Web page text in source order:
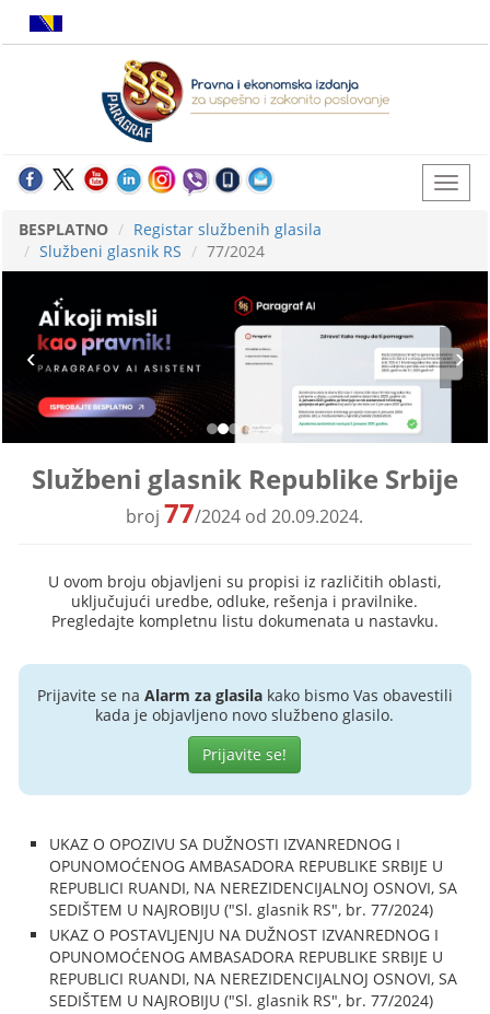
BESPLATNO
Registar službenih glasila
Službeni glasnik RS
77/2024
Službeni glasnik Republike Srbije
broj 77/2024 od 20.09.2024.
U ovom broju objavljeni su propisi iz različitih oblasti,
uključujući uredbe, odluke, rešenja i pravilnike.
Pregledajte kompletnu listu dokumenata u nastavku.
Prijavite se na Alarm za glasilakako bismo Vas obavestili
kada je objavljeno novo službeno glasilo.
Prijavite se!
UKAZ O OPOZIVU SA DUŽNOSTI IZVANREDNOG I
OPUNOMOĆENOG AMBASADORA REPUBLIKE SRBIJE U
REPUBLICI RUANDI, NA NEREZIDENCIJALNOJ OSNOVI, SA
SEDIŠTEM U NAJROBIJU ("Sl. glasnik RS", br. 77/2024)
UKAZ O POSTAVLJENJU NA DUŽNOST IZVANREDNOG I
OPUNOMOĆENOG AMBASADORA REPUBLIKE SRBIJE U
REPUBLICI RUANDI, NA NEREZIDENCIJALNOJ OSNOVI, SA
SEDIŠTEM U NAJROBIJU ("Sl. glasnik RS", br. 77/2024)